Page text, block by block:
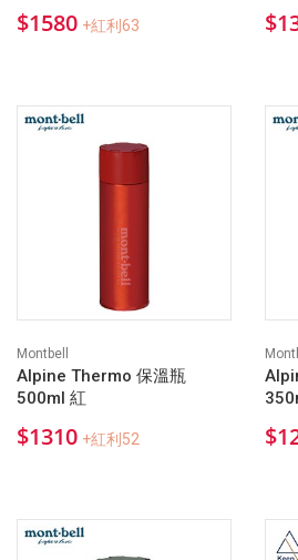
$1580 +紅利63
Montbell
Alpine Thermo 保溫瓶
500ml 紅
$1310 +紅利52